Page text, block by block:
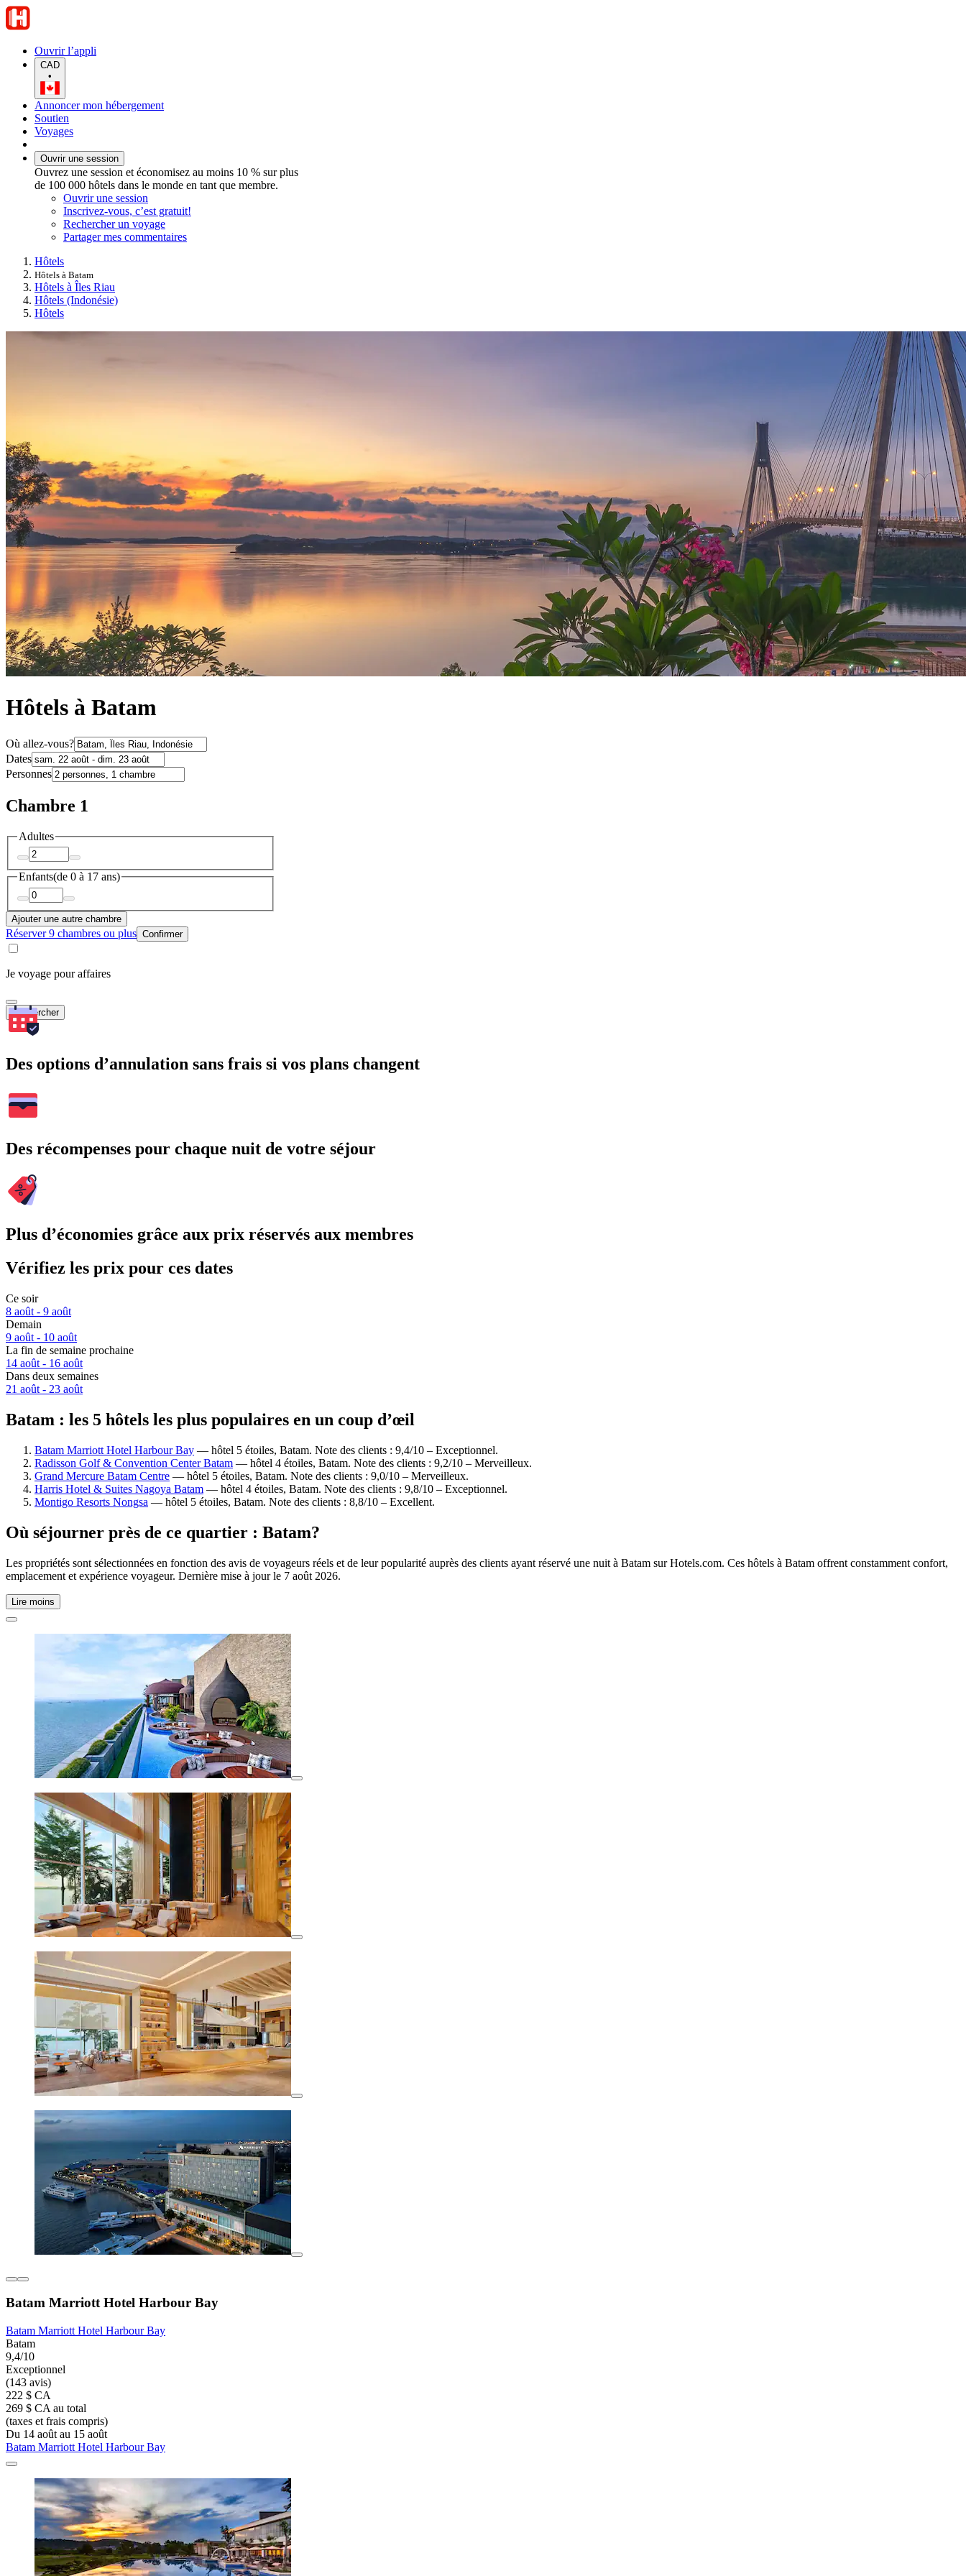
Ouvrir l’appli
CAD
•
Annoncer mon hébergement
Soutien
Voyages
Ouvrir une session
Ouvrez une session et économisez au moins 10 % sur plus
de 100 000 hôtels dans le monde en tant que membre.
Ouvrir une session
Inscrivez-vous, c’est gratuit!
Rechercher un voyage
Partager mes commentaires
Hôtels
Hôtels à Batam
Hôtels à Îles Riau
Hôtels (Indonésie)
Hôtels
Hôtels à Batam
Où allez-vous?
Dates
Personnes
Chambre 1
Adultes
Enfants(de 0 à 17 ans)
Ajouter une autre chambre
Réserver 9 chambres ou plus Confirmer
Je voyage pour affaires
Rechercher
Des options d’annulation sans frais si vos plans changent
Des récompenses pour chaque nuit de votre séjour
Plus d’économies grâce aux prix réservés aux membres
Vérifiez les prix pour ces dates
Ce soir
8 août - 9 août
Demain
9 août - 10 août
La fin de semaine prochaine
14 août - 16 août
Dans deux semaines
21 août - 23 août
Batam : les 5 hôtels les plus populaires en un coup d’œil
Batam Marriott Hotel Harbour Bay — hôtel 5 étoiles, Batam. Note des clients : 9,4/10 – Exceptionnel.
Radisson Golf & Convention Center Batam — hôtel 4 étoiles, Batam. Note des clients : 9,2/10 – Merveilleux.
Grand Mercure Batam Centre — hôtel 5 étoiles, Batam. Note des clients : 9,0/10 – Merveilleux.
Harris Hotel & Suites Nagoya Batam — hôtel 4 étoiles, Batam. Note des clients : 9,8/10 – Exceptionnel.
Montigo Resorts Nongsa — hôtel 5 étoiles, Batam. Note des clients : 8,8/10 – Excellent.
Où séjourner près de ce quartier : Batam?
Les propriétés sont sélectionnées en fonction des avis de voyageurs réels et de leur popularité auprès des clients ayant réservé une nuit à Batam sur Hotels.com. Ces hôtels à Batam offrent constamment confort,
emplacement et expérience voyageur. Dernière mise à jour le 7 août 2026.
Lire moins
Batam Marriott Hotel Harbour Bay
Batam Marriott Hotel Harbour Bay
Batam
9,4/10
Exceptionnel
(143 avis)
222 $ CA
269 $ CA au total
(taxes et frais compris)
Du 14 août au 15 août
Batam Marriott Hotel Harbour Bay